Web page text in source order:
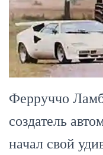
Ферруччо
создатель
начал свой